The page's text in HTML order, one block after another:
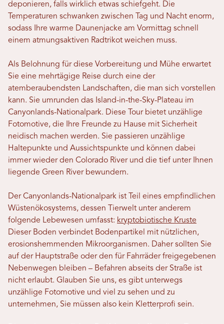
deponieren, falls wirklich etwas schiefgeht. Die
Temperaturen schwanken zwischen Tag und Nacht enorm,
sodass Ihre warme Daunenjacke am Vormittag schnell
einem atmungsaktiven Radtrikot weichen muss.
Als Belohnung für diese Vorbereitung und Mühe erwartet
Sie eine mehrtägige Reise durch eine der
atemberaubendsten Landschaften, die man sich vorstellen
kann. Sie umrunden das Island-in-the-Sky-Plateau im
Canyonlands-Nationalpark. Diese Tour bietet unzählige
Fotomotive, die Ihre Freunde zu Hause mit Sicherheit
neidisch machen werden. Sie passieren unzählige
Haltepunkte und Aussichtspunkte und können dabei
immer wieder den Colorado River und die tief unter Ihnen
liegende Green River bewundern.
Der Canyonlands-Nationalpark ist Teil eines empfindlichen
Wüstenökosystems, dessen Tierwelt unter anderem
folgende Lebewesen umfasst: kryptobiotische Kruste
Dieser Boden verbindet Bodenpartikel mit nützlichen,
erosionshemmenden Mikroorganismen. Daher sollten Sie
auf der Hauptstraße oder den für Fahrräder freigegebenen
Nebenwegen bleiben – Befahren abseits der Straße ist
nicht erlaubt. Glauben Sie uns, es gibt unterwegs
unzählige Fotomotive und viel zu sehen und zu
unternehmen, Sie müssen also kein Kletterprofi sein.